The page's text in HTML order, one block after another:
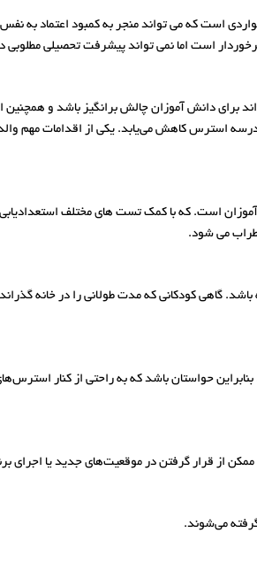
است که می تواند منجر به کمبود اعتماد به
است اما نمی تواند پیشرفت تحصیلی مطلوبی
برای دانش آموزان چالش برانگیز باشد و
استرس کاهش می‌یابد. یکی از اقدامات مهم
است. که با کمک تست های مختلف استعدادیابی،
می شود.
کودکانی که مدت طولانی را در خانه گذرانده‌اند
حواستان باشد که به راحتی از کنار
از قرار گرفتن در موقعیت‌های جدید یا اجرای
می‌شوند.